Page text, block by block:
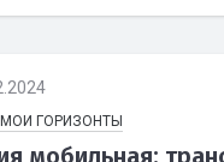
ГОРИЗОНТЫ
мобильная: